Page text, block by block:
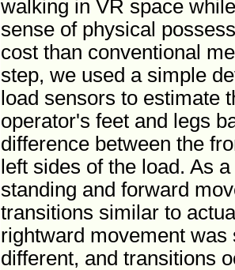
walking in VR space
sense of physical
cost than conventional
step, we used a simple
load sensors to estimate
operator's feet and legs
difference between the
left sides of the load. As
standing and forward
transitions similar to
rightward movement was
different, and transitions